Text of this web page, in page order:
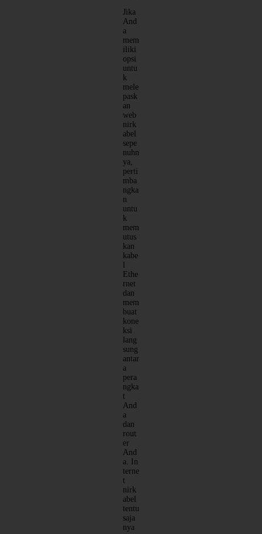
Jika
And
a
mem
iliki
opsi
untu
k
mele
pask
an
web
nirk
abel
sepe
nuhn
ya,
perti
mba
ngka
n
untu
k
mem
utus
kan
kabe
Ethe
rnet
dan
mem
buat
kone
ksi
lang
sung
antar
a
pera
ngka
t
And
a
dan
rout
er
And
a. In
terne
t
nirk
abel
tentu
saja
nya